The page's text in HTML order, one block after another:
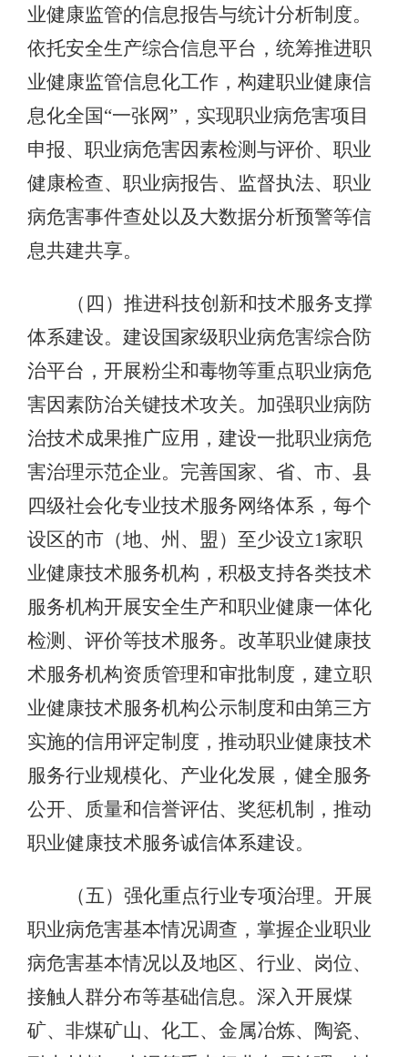
业健康监管的信息报告与统计分析制度。
依托安全生产综合信息平台，统筹推进职
业健康监管信息化工作，构建职业健康信
息化全国“一张网”，实现职业病危害项目
申报、职业病危害因素检测与评价、职业
健康检查、职业病报告、监督执法、职业
病危害事件查处以及大数据分析预警等信
息共建共享。
（四）推进科技创新和技术服务支撑
体系建设。建设国家级职业病危害综合防
治平台，开展粉尘和毒物等重点职业病危
害因素防治关键技术攻关。加强职业病防
治技术成果推广应用，建设一批职业病危
害治理示范企业。完善国家、省、市、县
四级社会化专业技术服务网络体系，每个
设区的市（地、州、盟）至少设立1家职
业健康技术服务机构，积极支持各类技术
服务机构开展安全生产和职业健康一体化
检测、评价等技术服务。改革职业健康技
术服务机构资质管理和审批制度，建立职
业健康技术服务机构公示制度和由第三方
实施的信用评定制度，推动职业健康技术
服务行业规模化、产业化发展，健全服务
公开、质量和信誉评估、奖惩机制，推动
职业健康技术服务诚信体系建设。
（五）强化重点行业专项治理。开展
职业病危害基本情况调查，掌握企业职业
病危害基本情况以及地区、行业、岗位、
接触人群分布等基础信息。深入开展煤
矿、非煤矿山、化工、金属冶炼、陶瓷、